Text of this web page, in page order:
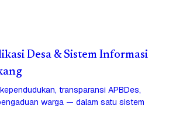
Desa & Sistem Informasi
transparansi APBDes,
warga — dalam satu sistem